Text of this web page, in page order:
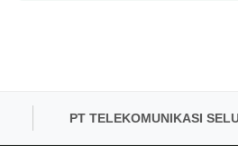
PT TELEKOMUNIKASI SELULAR